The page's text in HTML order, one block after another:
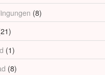
(8)
(1)
(8)